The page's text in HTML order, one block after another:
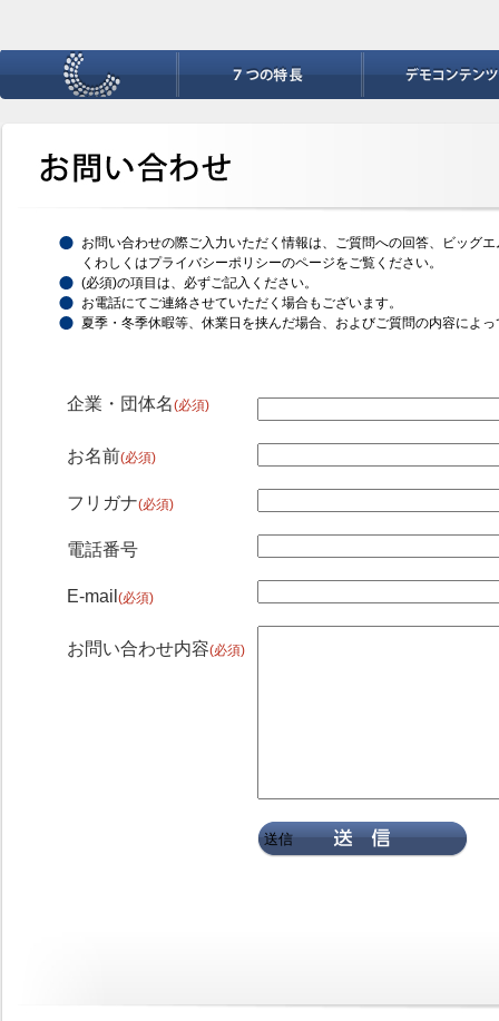
お問い合わせの際ご入力いただく情報は、ご質問への回答、ビッグ
くわしくはプライバシーポリシーのページをご覧ください。
(必須)の項目は、必ずご記入ください。
お電話にてご連絡させていただく場合もございます。
夏季・冬季休暇等、休業日を挟んだ場合、およびご質問の内容によ
企業・団体名(必須)
お名前(必須)
フリガナ(必須)
電話番号
E-mail (必須)
お問い合わせ内容(必須)